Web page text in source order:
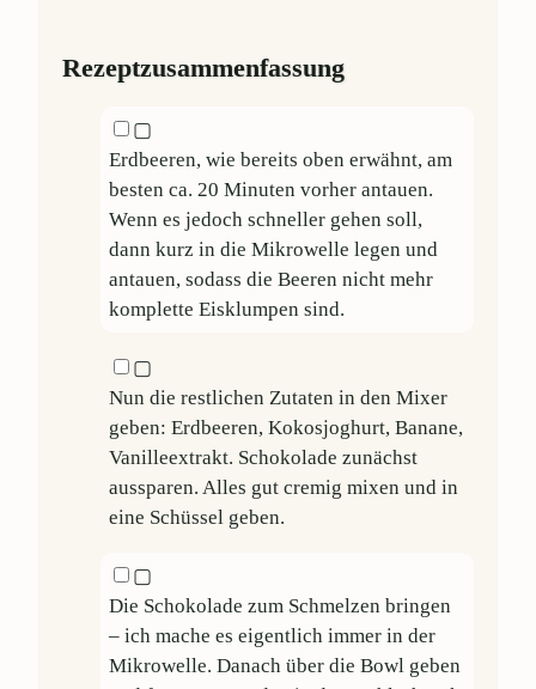
Rezeptzusammenfassung
▢
Erdbeeren, wie bereits oben erwähnt, am
besten ca. 20 Minuten vorher antauen.
Wenn es jedoch schneller gehen soll,
dann kurz in die Mikrowelle legen und
antauen, sodass die Beeren nicht mehr
komplette Eisklumpen sind.
▢
Nun die restlichen Zutaten in den Mixer
geben: Erdbeeren, Kokosjoghurt, Banane,
Vanilleextrakt. Schokolade zunächst
aussparen. Alles gut cremig mixen und in
eine Schüssel geben.
▢
Die Schokolade zum Schmelzen bringen
– ich mache es eigentlich immer in der
Mikrowelle. Danach über die Bowl geben